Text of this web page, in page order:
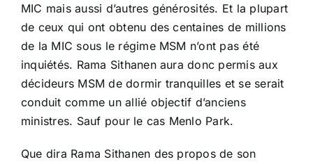
MIC mais aussi d’autres générosités. Et la plupart
de ceux qui ont obtenu des centaines de millions
de la MIC sous le régime MSM n’ont pas été
inquiétés. Rama Sithanen aura donc permis aux
décideurs MSM de dormir tranquilles et se serait
conduit comme un allié objectif d’anciens
ministres. Sauf pour le cas Menlo Park.
Que dira Rama Sithanen des propos de son